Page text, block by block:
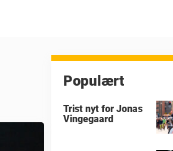
Populært
Trist nyt for Jonas
Vingegaard